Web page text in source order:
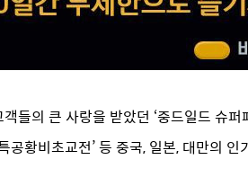
들의 큰 사랑을 받았던 ‘중드일드 슈퍼
특공황비초교전’ 등 중국, 일본, 대만